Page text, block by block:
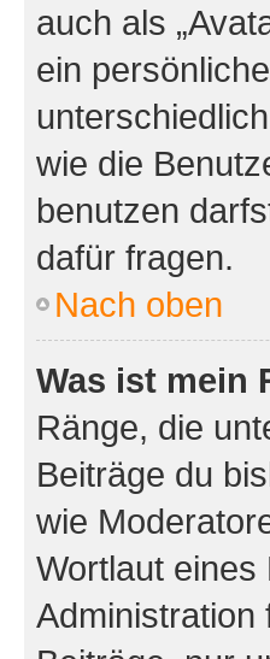
auch als
ein
wie die
benutzen
dafür fragen.
Nach oben
Was ist mein
Ränge, die
Beiträge du
wie
Wortlaut
Administration